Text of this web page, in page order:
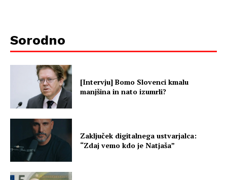
Sorodno
[Intervju] Bomo Slovenci kmalu
manjšina in nato izumrli?
Zaključek digitalnega ustvarjalca:
“Zdaj vemo kdo je Natjaša”